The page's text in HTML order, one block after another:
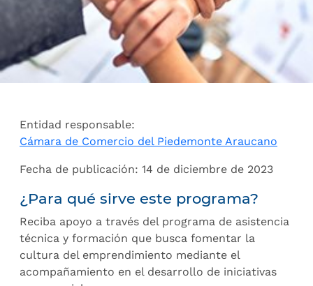
Entidad responsable:
Cámara de Comercio del Piedemonte Araucano
Fecha de publicación: 14 de diciembre de 2023
¿Para qué sirve este programa?
Reciba apoyo a través del programa de asistencia
técnica y formación que busca fomentar la
cultura del emprendimiento mediante el
acompañamiento en el desarrollo de iniciativas